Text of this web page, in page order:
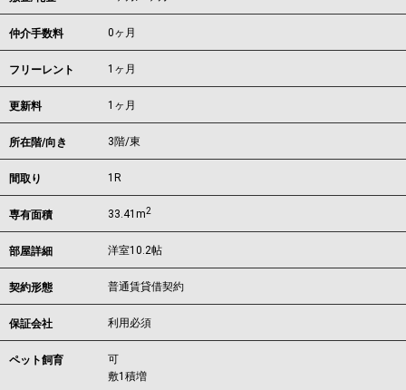
仲介手数料 0ヶ月
フリーレント 1ヶ月
更新料 1ヶ月
所在階/向き 3階/東
間取り 1R
専有面積 33.41m2
部屋詳細 洋室10.2帖
契約形態 普通賃貸借契約
保証会社 利用必須
ペット飼育
可
敷1積増